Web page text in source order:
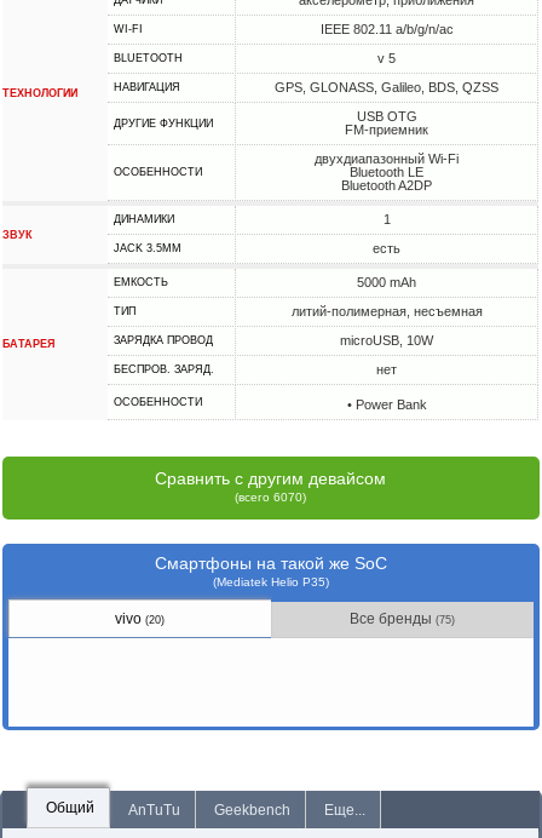
ТЕХНОЛОГИИ
WI-FI IEEE 802.11 a/b/g/n/ac
BLUETOOTH v 5
НАВИГАЦИЯ GPS, GLONASS, Galileo, BDS, QZSS
ДРУГИЕ ФУНКЦИИ
USB OTG
FM-приемник
ОСОБЕННОСТИ
двухдиапазонный Wi-Fi
Bluetooth LE
Bluetooth A2DP
ЗВУК
ДИНАМИКИ 1
JACK 3.5MM есть
БАТАРЕЯ
ЕМКОСТЬ 5000 mAh
ТИП литий-полимерная, несъемная
ЗАРЯДКА ПРОВОД microUSB, 10W
БЕСПРОВ. ЗАРЯД. нет
ОСОБЕННОСТИ • Power Bank
Сравнить с другим девайсом
(всего 6070)
Смартфоны на такой же SoC
(Mediatek Helio P35)
vivo(20) Все бренды(75)
Общий AnTuTu Geekbench Еще...